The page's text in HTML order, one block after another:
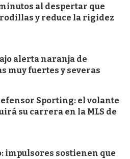
al despertar que
y reduce la rigidez
alerta naranja de
muy fuertes y severas
Sporting: el volante
su carrera en la MLS de
impulsores sostienen que